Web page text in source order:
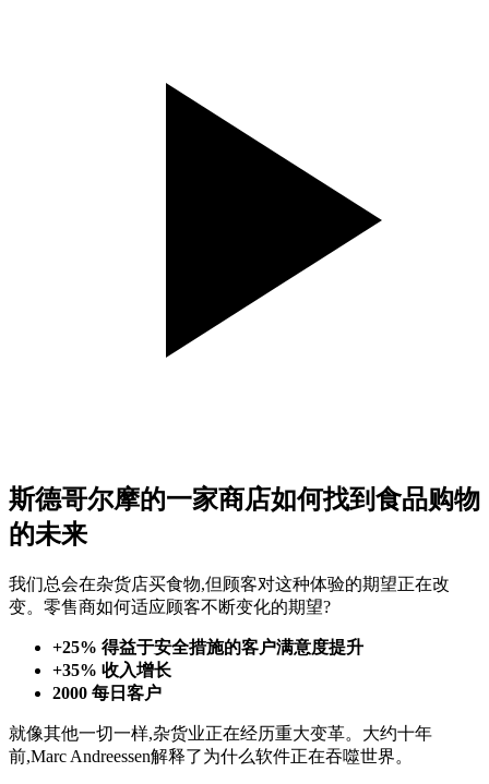
斯德哥尔摩的一家商店如何找到食品购物
的未来
我们总会在杂货店买食物,但顾客对这种体验的期望正在改
变。零售商如何适应顾客不断变化的期望?
+25% 得益于安全措施的客户满意度提升
+35% 收入增长
2000 每日客户
就像其他一切一样,杂货业正在经历重大变革。大约十年
前,Marc Andreessen解释了为什么软件正在吞噬世界。